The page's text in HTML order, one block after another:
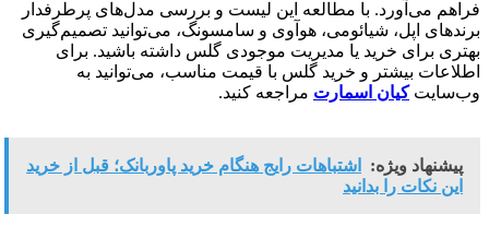
فراهم می‌آورد. با مطالعه این لیست و بررسی مدل‌های پرطرفدار
برندهای اپل، شیائومی، هوآوی و سامسونگ، می‌توانید تصمیم‌گیری
بهتری برای خرید یا مدیریت موجودی گلس داشته باشید. برای
اطلاعات بیشتر و خرید گلس با قیمت مناسب، می‌توانید به
وب‌سایتکیان اسمارت مراجعه کنید.
پیشنهاد ویژه:
اشتباهات رایج هنگام خرید پاوربانک؛ قبل از خرید
این نکات را بدانید